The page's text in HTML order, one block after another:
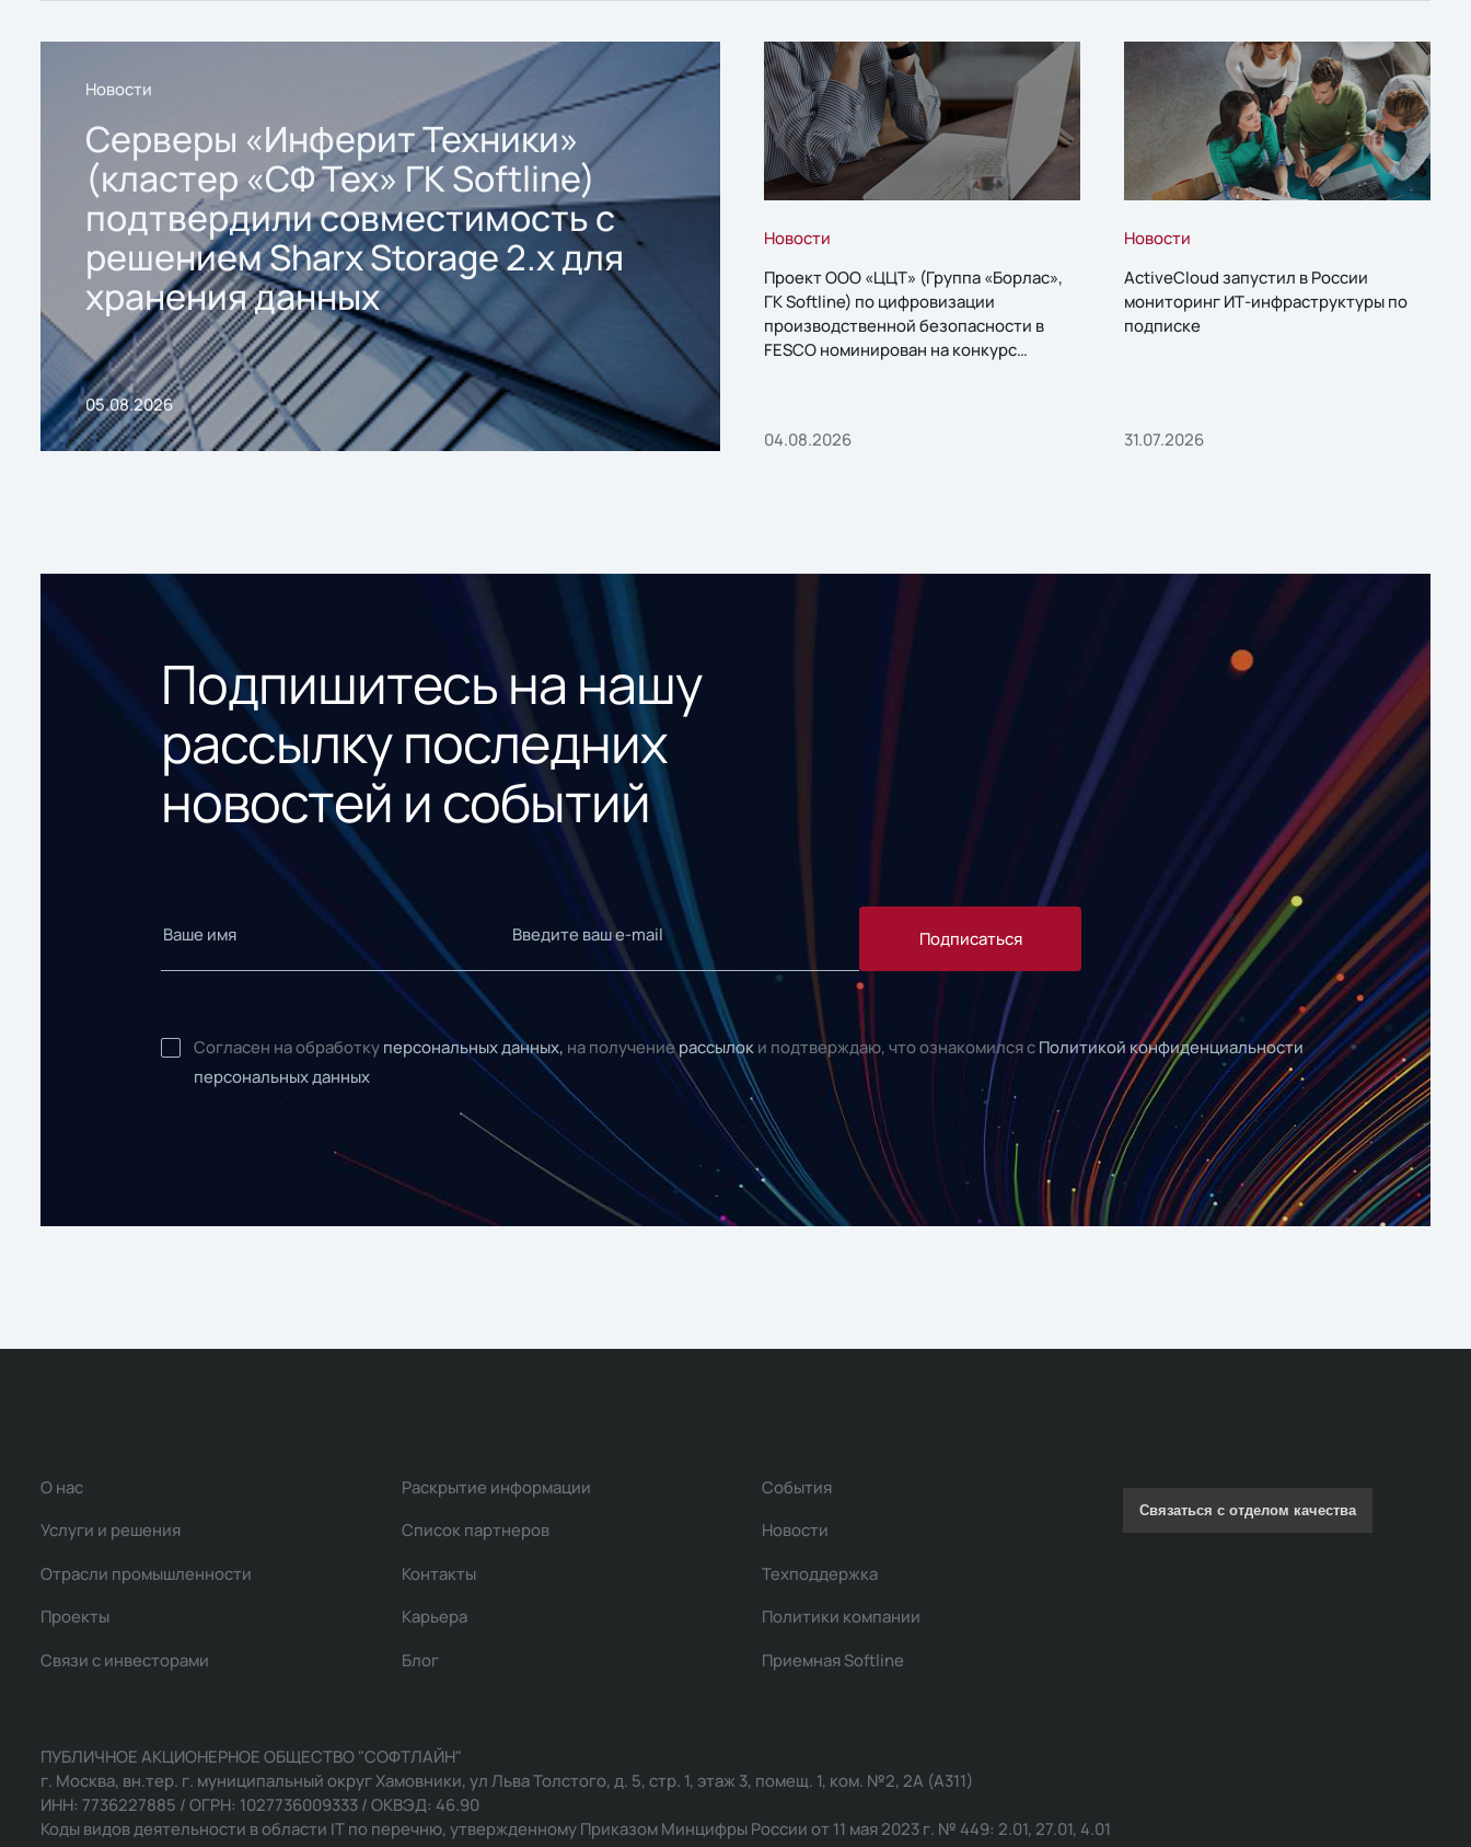
Новости
Серверы «Инферит Техники»
(кластер «СФ Тех» ГК Softline)
подтвердили совместимость с
решением Sharx Storage 2.x для
хранения данных
05.08.2026
Новости
Проект ООО «ЦЦТ» (Группа «Борлас»,
ГК Softline) по цифровизации
производственной безопасности в
FESCO номинирован на конкурс
04.08.2026
Новости
ActiveCloud запустил в России
мониторинг ИТ-инфраструктуры по
подписке
31.07.2026
Подпишитесь на нашу
рассылку последних
новостей и событий
Подписаться
Согласен на обработку персональных данных, на получениерассылок и подтверждаю, что ознакомился с Политикой конфиденциальности
персональных данных
О нас
Услуги и решения
Отрасли промышленности
Проекты
Связи с инвесторами
Раскрытие информации
Список партнеров
Контакты
Карьера
Блог
События
Новости
Техподдержка
Политики компании
Приемная Softline
Связаться с отделом качества
ПУБЛИЧНОЕ АКЦИОНЕРНОЕ ОБЩЕСТВО "СОФТЛАЙН"
г. Москва, вн.тер. г. муниципальный округ Хамовники, ул Льва Толстого, д. 5, стр. 1, этаж 3, помещ. 1, ком. №2, 2А (А311)
ИНН: 7736227885 / ОГРН: 1027736009333 / ОКВЭД: 46.90
Коды видов деятельности в области IT по перечню, утвержденному Приказом Минцифры России от 11 мая 2023 г. № 449: 2.01, 27.01, 4.01